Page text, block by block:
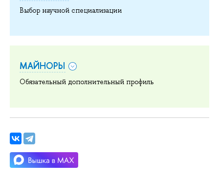
Выбор научной специализации
МАЙНОРЫ
Обязательный дополнительный профиль